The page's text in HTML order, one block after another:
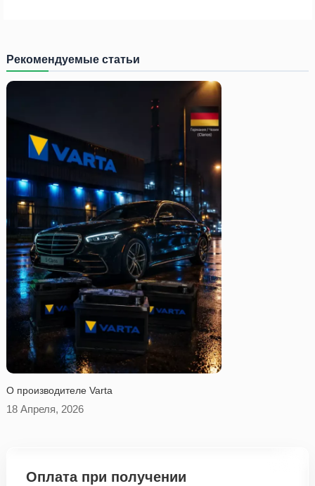
Рекомендуемые статьи
O производителе Varta
18 Апреля, 2026
Оплата при получении